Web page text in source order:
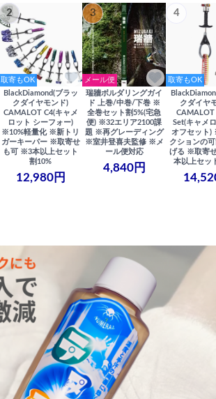
2
取寄もOK
BlackDiamond(ブラッ
クダイヤモンド)
CAMALOT C4(キャメ
ロット シーフォー)
※10%軽量化 ※新トリ
ガーキーパー ※取寄せ
も可 ※3本以上セット
割10%
12,980円
3
メール便
瑞牆ボルダリングガイ
ド 上巻/中巻/下巻 ※
全巻セット割5%(宅急
便) ※32エリア2100課
題 ※再グレーディング
※室井登喜夫監修 ※メ
ール便対応
4,840円
4
取寄もOK
クダイヤ
Set(キャメ
オフセット)
クションの
げる ※取寄
本以上セッ